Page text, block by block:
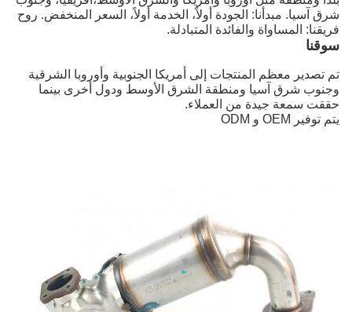
شرق آسيا. مبدأنا: الجودة أولاً، الخدمة أولاً، السعر المنخفض. روح
فريقنا: المساواة والفائدة المتبادلة.
سوقنا
تم تصدير معظم المنتجات إلى أمريكا الجنوبية وأوروبا الشرقية
وجنوب شرق آسيا ومنطقة الشرق الأوسط ودول أخرى بينما
حققت سمعة جيدة من العملاء.
يتم توفير OEM و ODM